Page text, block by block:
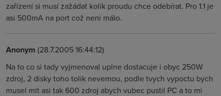
zařízení si musí zažádat kolik proudu chce odebírat. Pro 1.1 je
asi 500mA na port což neni málo.
Anonym (28.7.2005 16:44:12)
Na to co si tady vyjmenoval uplne dostacuje i obyc 250W
zdroj, 2 disky toho tolik nevemou, podle tvych vypoctu bych
musel mit asi tak 600 zdroj abych vubec pustil PC a to mi